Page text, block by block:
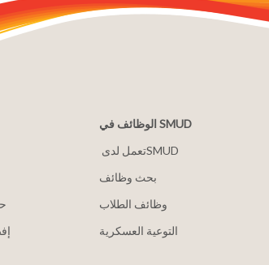
الوظائف في SMUD
بحث وظائف
وظائف الطلاب
التوعية العسكرية